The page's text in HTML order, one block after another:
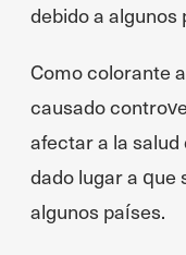
debido a algunos
Como colorante
causado
afectar a la salud
dado lugar a que
algunos países.